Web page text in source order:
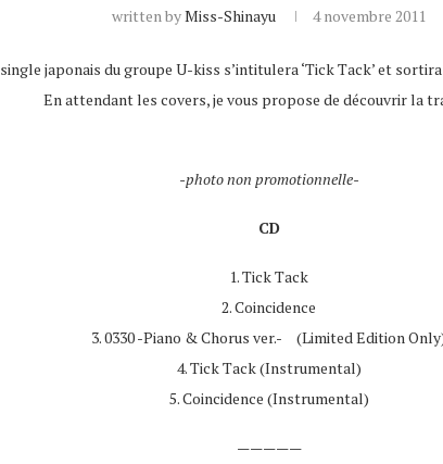
written byMiss-Shinayu 4 novembre 2011
japonais du groupe U-kiss s’intitulera ‘Tick Tack’ et
En attendant les covers, je vous propose de découvrir la
-photo non promotionnelle-
CD
1. Tick Tack
2. Coincidence
3. 0330 -Piano & Chorus ver.- (Limited Edition
4. Tick Tack (Instrumental)
5. Coincidence (Instrumental)
—————